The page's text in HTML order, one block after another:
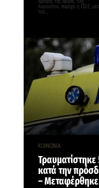
Αυγούστου, παρέχει η ΓΣΕΕ,
του…
ΚΟΙΝΩΝΙΑ
Τραυματίστηκε
κατά την
–